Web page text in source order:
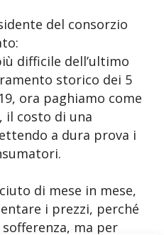
del consorzio
difficile dell’ultimo
storico dei 5
ora paghiamo come
costo di una
a dura prova i
di mese in mese,
i prezzi, perché
ma per